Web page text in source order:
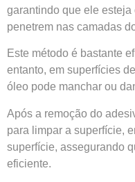
garantindo que ele
penetrem nas camadas
Este método é bastante
entanto, em superfícies
óleo pode manchar ou
Após a remoção do
para limpar a superfície,
superfície, assegurando
eficiente.